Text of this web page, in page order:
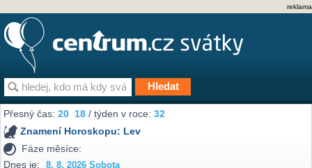
reklama
Přesný čas:20 18 / týden v roce:32
Znamení Horoskopu: Lev
Fáze měsíce:
Dnes je:
8. 8. 2026 Sobota